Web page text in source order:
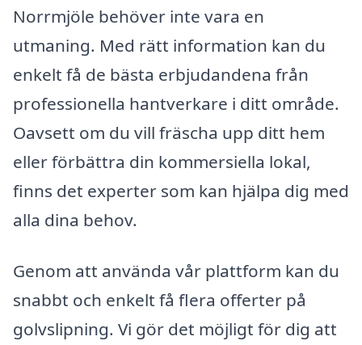
Norrmjöle behöver inte vara en
utmaning. Med rätt information kan du
enkelt få de bästa erbjudandena från
professionella hantverkare i ditt område.
Oavsett om du vill fräscha upp ditt hem
eller förbättra din kommersiella lokal,
finns det experter som kan hjälpa dig med
alla dina behov.
Genom att använda vår plattform kan du
snabbt och enkelt få flera offerter på
golvslipning. Vi gör det möjligt för dig att